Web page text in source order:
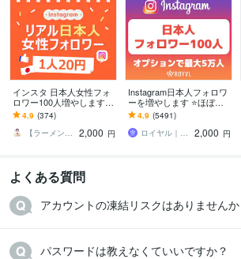
インスタ 日本人女性フォ
ロワー100人増やします ⭐
安心・安全⭐高品質⭐減少
時補填有⭐凍結無⭐減少無
⭐
4.9 (374)
【ラーメン男子】
2,000 円
Instagram日本人フォロワ
ーを増やします ⭐️ほぼ減
少なし・+100人～最大5万
人⭐️
4.9 (5491)
ロイヤル｜SNSフォロワーサポート
2,000 円
よくある質問
アカウントの凍結リスクはありませんか
パスワードは教えなくていいですか？